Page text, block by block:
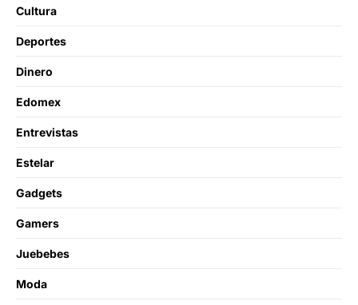
Cultura
Deportes
Dinero
Edomex
Entrevistas
Estelar
Gadgets
Gamers
Juebebes
Moda